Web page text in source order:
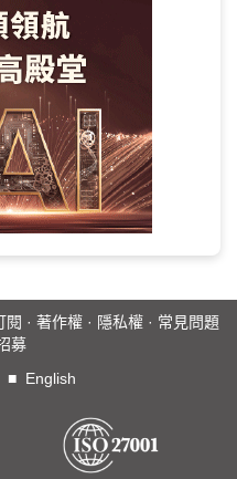
閱 · 著作權· 隱私權· 常見問題
募
■ English